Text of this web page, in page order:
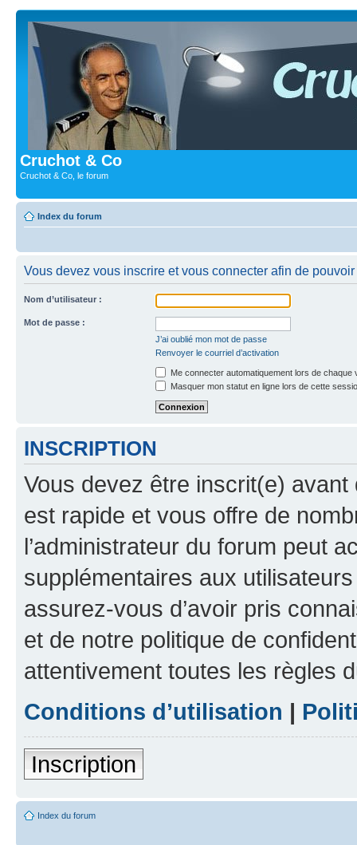
Cruchot & Co
Cruchot & Co, le forum
Index du forum
Vous devez vous inscrire et vous connecter afin de
Nom d’utilisateur :
Mot de passe :
J’ai oublié mon mot de passe
Renvoyer le courriel d’activation
Me connecter automatiquement lors de chaque
Masquer mon statut en ligne lors de cette
INSCRIPTION
Vous devez être inscrit(e) avant
est rapide et vous offre de
l’administrateur du forum peut
supplémentaires aux
assurez-vous d’avoir pris
et de notre politique de
attentivement toutes les règles
Conditions d’utilisation |
Inscription
Index du forum